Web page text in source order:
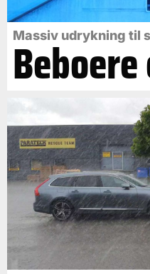
Massiv udrykning til